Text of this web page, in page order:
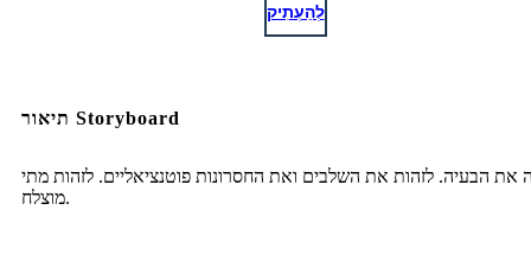
לְהַעְתִיק
תיאור Storyboard
את הבעיה. לזהות את השלבים ואת החסרונות פוטנציאליים. לזהות מתי
מוצלח.